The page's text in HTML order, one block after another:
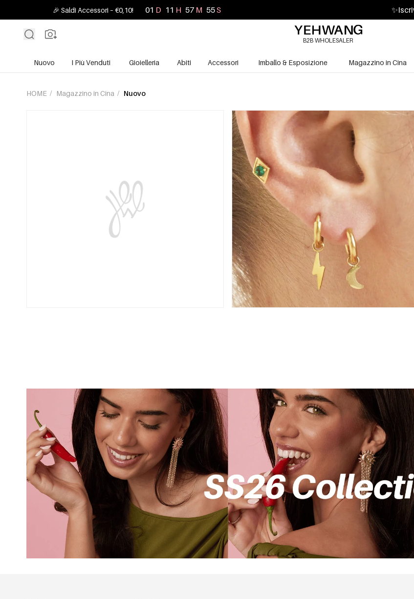
🎉 Saldi Accessori – €0,10! 01 D 11 H 57 M 54S ✨
B2B WHOLESALER
Nuovo I Più Venduti Gioielleria Abiti Accessori Imballo & Esposizione Magazzino in Cina
HOME / Magazzino in Cina / Nuovo